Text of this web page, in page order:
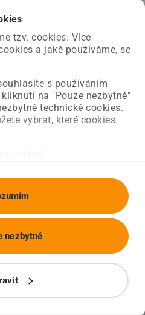
tzv. cookies. Více
a jaké používáme, se
s používáním
na "Pouze nezbytné"
technické cookies.
vybrat, které cookies
nezbytné
a už ji opravujeme.
požadovanou stránku.
Úvodní strana